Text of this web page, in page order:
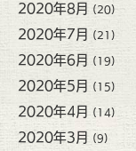
2020年8月 (20)
2020年7月 (21)
2020年6月 (19)
2020年5月 (15)
2020年4月 (14)
2020年3月 (9)